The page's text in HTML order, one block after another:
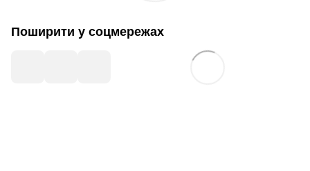
Поширити у соцмережах